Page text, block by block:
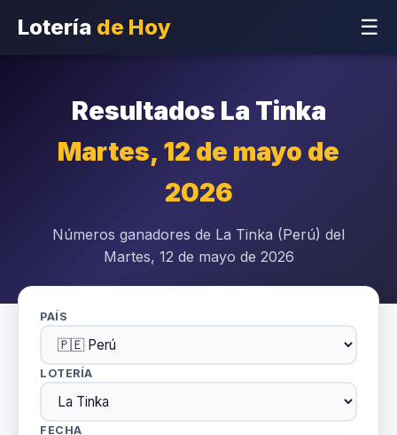
Lotería de Hoy ☰
Resultados La Tinka
Martes, 12 de mayo de
2026
Números ganadores de La Tinka (Perú) del
Martes, 12 de mayo de 2026
PAÍS
LOTERÍA
FECHA